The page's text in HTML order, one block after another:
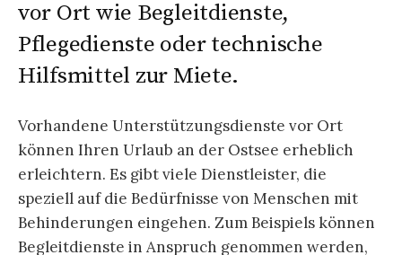
vor Ort wie Begleitdienste,
Pflegedienste oder technische
Hilfsmittel zur Miete.
Vorhandene Unterstützungsdienste vor Ort
können Ihren Urlaub an der Ostsee erheblich
erleichtern. Es gibt viele Dienstleister, die
speziell auf die Bedürfnisse von Menschen mit
Behinderungen eingehen. Zum Beispiels können
Begleitdienste in Anspruch genommen werden,